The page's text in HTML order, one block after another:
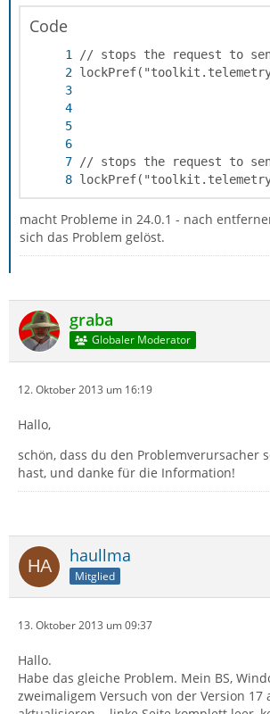
Code
macht Probleme in 24.0.1 - nach
sich das Problem gelöst.
graba
Globaler Moderator
12. Oktober 2013 um 16:19
Hallo,
schön, dass du den Problemverursacher
hast, und danke für die Information!
haullma
Mitglied
13. Oktober 2013 um 09:37
Hallo.
Habe das gleiche Problem. Mein BS,
zweimaligem Versuch von der Version 17